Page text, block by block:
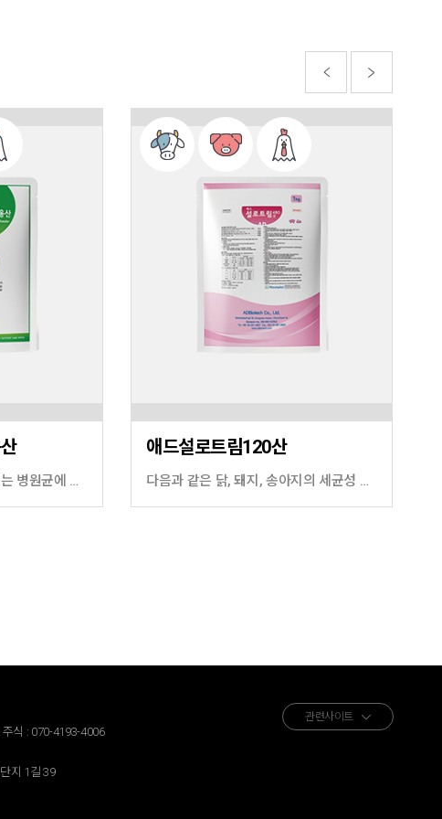
아목시실린에 감수성이 있는 병원균에 의한 아래의 질병의 예방 및 치료 소(5개월령 이하) : 대장균성 설사, 폐렴 돼지(4개월령 이하) : 대장균성 설사, 흉막폐렴 닭(산란 시 제외) : 대장균증
애드설로트림120산
다음과 같은 닭, 돼지, 송아지의 세균성 질병의 예방과 치료 닭 : 기낭염, CCRD, 대장균증에 의한 패혈증과 수란관염, 가금콜레라, 전염성코라이자, 포도상구균증(빠다리병) 돼지 : 대장균증, 장독혈증, 세균성설사, 전염성폐렴, 기관지폐렴, 위축성비염, MMA 송아지 : 설사, 위장염, 대장균에 의한 폐혈증, 기관지폐렴, 다발성관절염, 제대염, 송아지디프테리아
주식 : 070-4193-4006
지 1길 39
관련사이트